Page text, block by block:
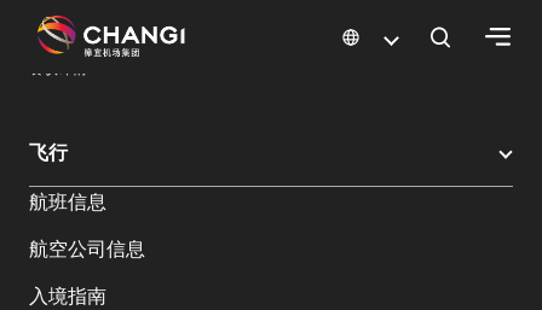
所
樟
宜
网
站:
樟宜机场 樟宜机场餐饮与购物
餐饮指南：餐厅和美食 | 樟宜机场
飞行
航班信息
航空公司信息
入境指南